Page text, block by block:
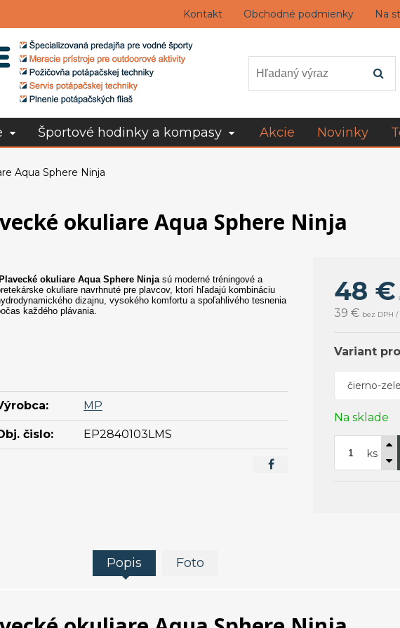
Kontakt Obchodné podmienky Na
Športové hodinky a kompasy Akcie Novinky
Aqua Sphere Ninja
okuliare Aqua Sphere Ninja
48 €
39 € bez DPH /
Variant
čierno-
Na sklade
ks
okuliare Aqua Sphere Ninja sú moderné tréningové a
okuliare navrhnuté pre plavcov, ktorí hľadajú kombináciu
dizajnu, vysokého komfortu a spoľahlivého tesnenia
každého plávania.
MP
čislo: EP2840103LMS
Popis Foto